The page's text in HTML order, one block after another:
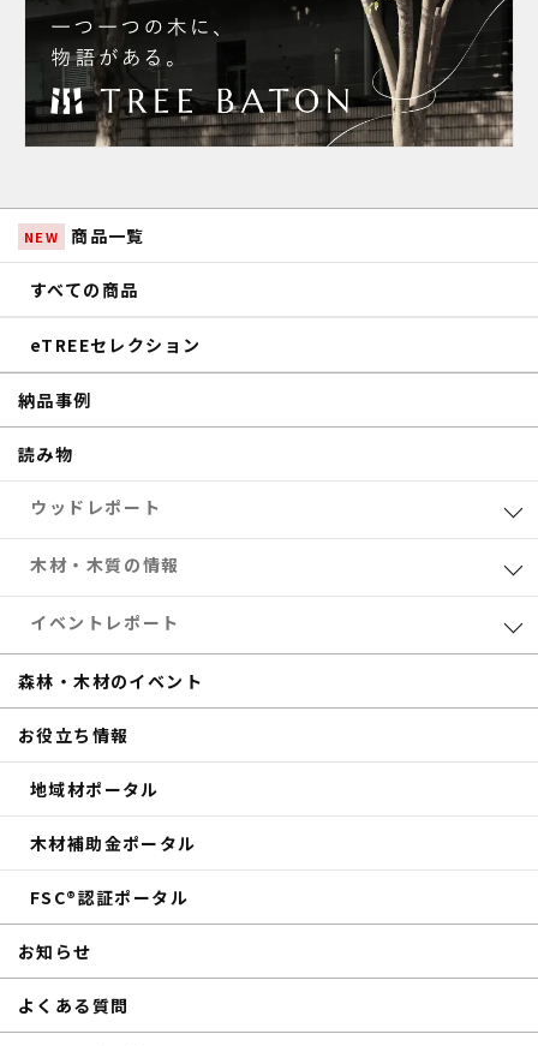
NEW 商品一覧
すべての商品
eTREEセレクション
納品事例
読み物
ウッドレポート
業界レポート
eTREEコラム
サステナブル
木材・木質の情報
森林・木材のお得情報
木材加工
補助金
商品紹介
イベントレポート
共催セミナー
eTREE TALK
森の未来会議
その他のイベントレポート
森林・木材のイベント
お役立ち情報
地域材ポータル
木材補助金ポータル
FSC®認証ポータル
お知らせ
よくある質問